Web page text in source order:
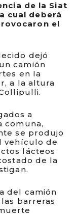
de la Siat
cual deberá
el
dejó
camión
en la
a la altura
a
comuna,
se produjo
vehículo de
lácteos
de la
del camión
barreras